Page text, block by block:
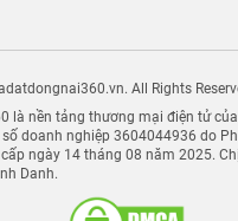
All Rights
là nền tảng thương mại điện tử
doanh nghiệp 3604044936 do
ngày 14 tháng 08 năm 2025.
Danh.